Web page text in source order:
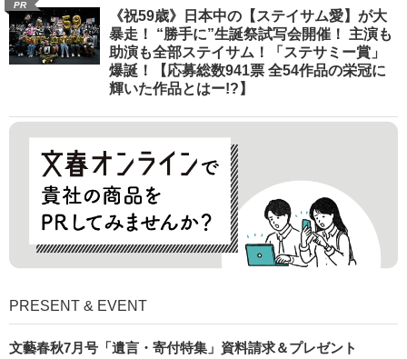
PR
《祝59歳》日本中の【ステイサム愛】が大
暴走！ “勝手に”生誕祭試写会開催！ 主演も
助演も全部ステイサム！「ステサミー賞」
爆誕！【応募総数941票 全54作品の栄冠に
輝いた作品とはー!?】
PRESENT & EVENT
文藝春秋7月号「遺言・寄付特集」資料請求＆プレゼント